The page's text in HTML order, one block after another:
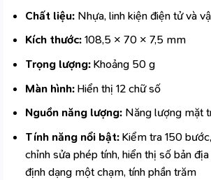
Chất liệu:Nhựa, linh kiện điện tử và
Kích thước:108,5 × 70 × 7,5 mm
Trọng lượng:Khoảng 50 g
Màn hình:Hiển thị 12 chữ số
Nguồn năng lượng:Năng lượng mặt
Tính năng nổi bật:Kiểm tra 150
chỉnh sửa phép tính, hiển thị số bản
định dạng một chạm, tính phần trăm